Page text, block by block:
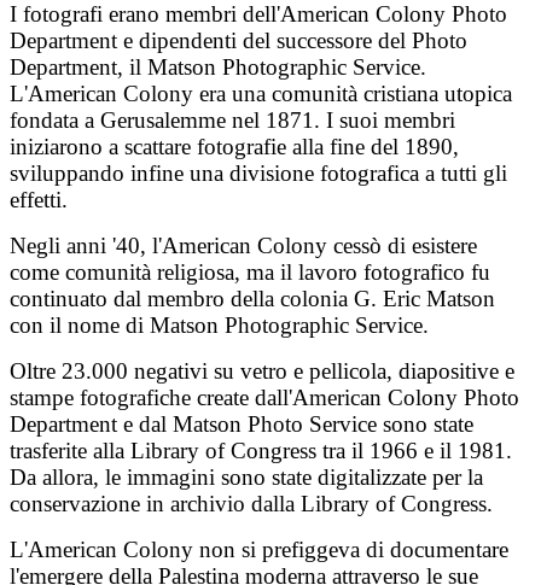
I fotografi erano membri dell'American Colony Photo
Department e dipendenti del successore del Photo
Department, il Matson Photographic Service.
L'American Colony era una comunità cristiana utopica
fondata a Gerusalemme nel 1871. I suoi membri
iniziarono a scattare fotografie alla fine del 1890,
sviluppando infine una divisione fotografica a tutti gli
effetti.
Negli anni '40, l'American Colony cessò di esistere
come comunità religiosa, ma il lavoro fotografico fu
continuato dal membro della colonia G. Eric Matson
con il nome di Matson Photographic Service.
Oltre 23.000 negativi su vetro e pellicola, diapositive e
stampe fotografiche create dall'American Colony Photo
Department e dal Matson Photo Service sono state
trasferite alla Library of Congress tra il 1966 e il 1981.
Da allora, le immagini sono state digitalizzate per la
conservazione in archivio dalla Library of Congress.
L'American Colony non si prefiggeva di documentare
l'emergere della Palestina moderna attraverso le sue